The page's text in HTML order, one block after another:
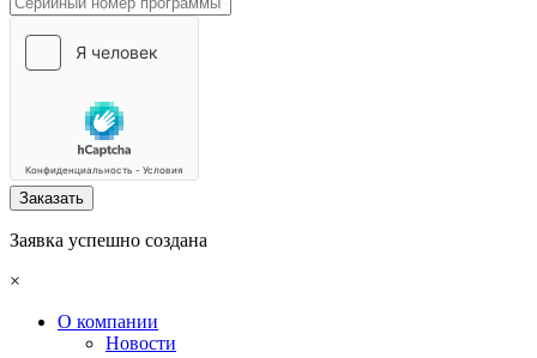
Заказать
Заявка успешно создана
×
О компании
Новости